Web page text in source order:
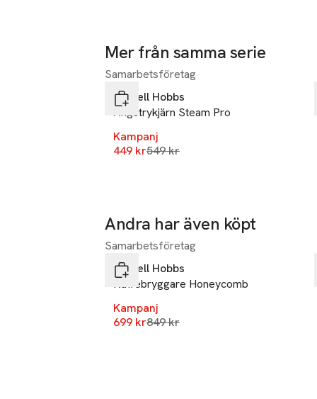
-
- 2s st vispar
- Går att diska
Mer från samma serie
Hoppa över bildspelet
Samarbetsföretag
Russell Hobbs
Ångstrykjärn Steam Pro
Kampanj
449 krLägsta pris 30 dagar
549 kr
Andra har även köpt
Hoppa över bildspelet
Samarbetsföretag
Russell Hobbs
Kaffebryggare Honeycomb
Kampanj
699 krLägsta pris 30 dagar
849 kr